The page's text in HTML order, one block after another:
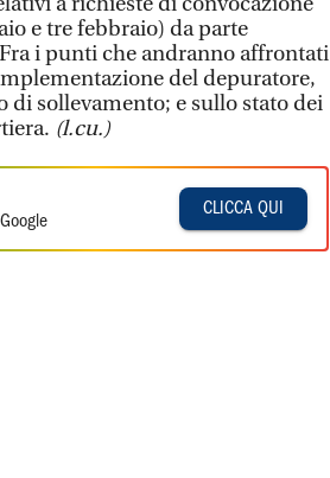
e tre febbraio) da parte
i punti che andranno affrontati
del depuratore,
di sollevamento; e sullo stato dei
(l.cu.)
CLICCA QUI